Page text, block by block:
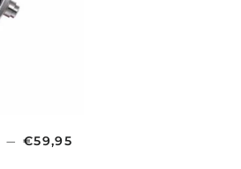
— PRECIO DE OFERTA
€59,95